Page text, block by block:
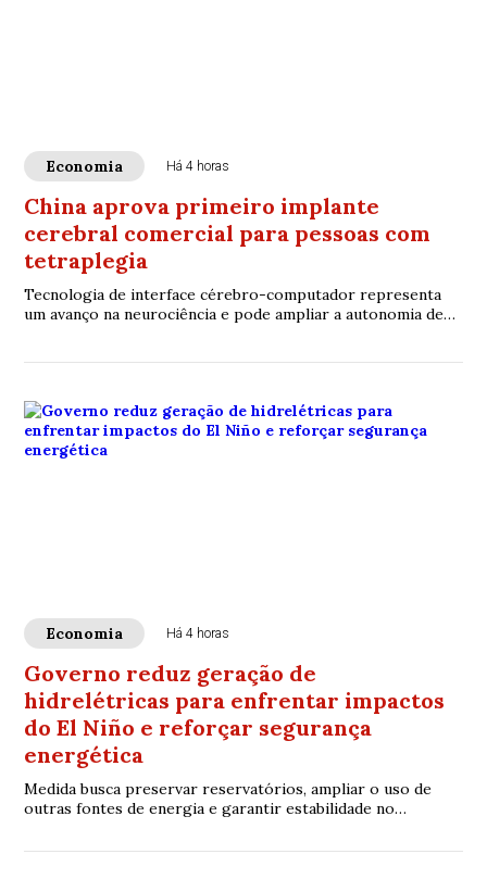
Economia Há 4 horas
China aprova primeiro implante
cerebral comercial para pessoas com
tetraplegia
Tecnologia de interface cérebro-computador representa
um avanço na neurociência e pode ampliar a autonomia de
Economia Há 4 horas
Governo reduz geração de
hidrelétricas para enfrentar impactos
do El Niño e reforçar segurança
energética
Medida busca preservar reservatórios, ampliar o uso de
outras fontes de energia e garantir estabilidade no